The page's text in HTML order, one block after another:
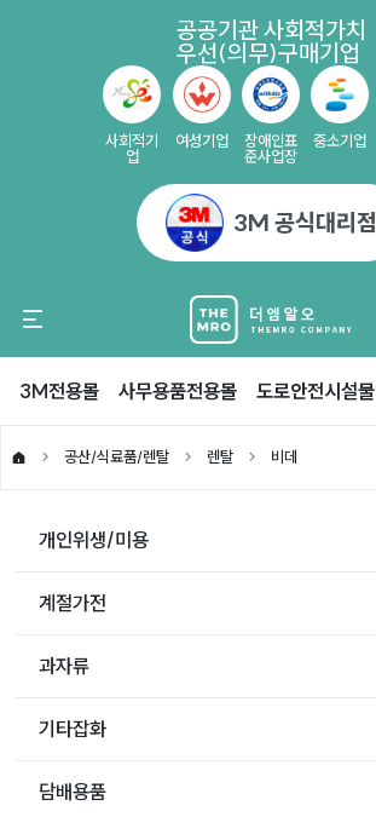
공공기관 사회적가치
우선(의무)구매기업
사회적기
업
여성기업
장애인표
준사업장
중소기업
3M 공식대리점
3M전용몰 사무용품전용몰 도로안전시설물
공산/식료품/렌탈 렌탈 비데
개인위생/미용
계절가전
과자류
기타잡화
담배용품